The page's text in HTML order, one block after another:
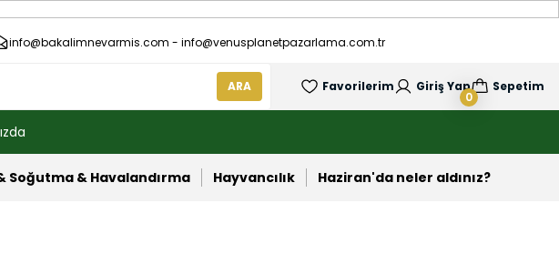
info@bakalimnevarmis.com - info@venusplanetpazarlama.com.tr
ARA Favorilerim Giriş Yap Sepetim
0
Soğutma & Havalandırma Hayvancılık Haziran'da neler aldınız?